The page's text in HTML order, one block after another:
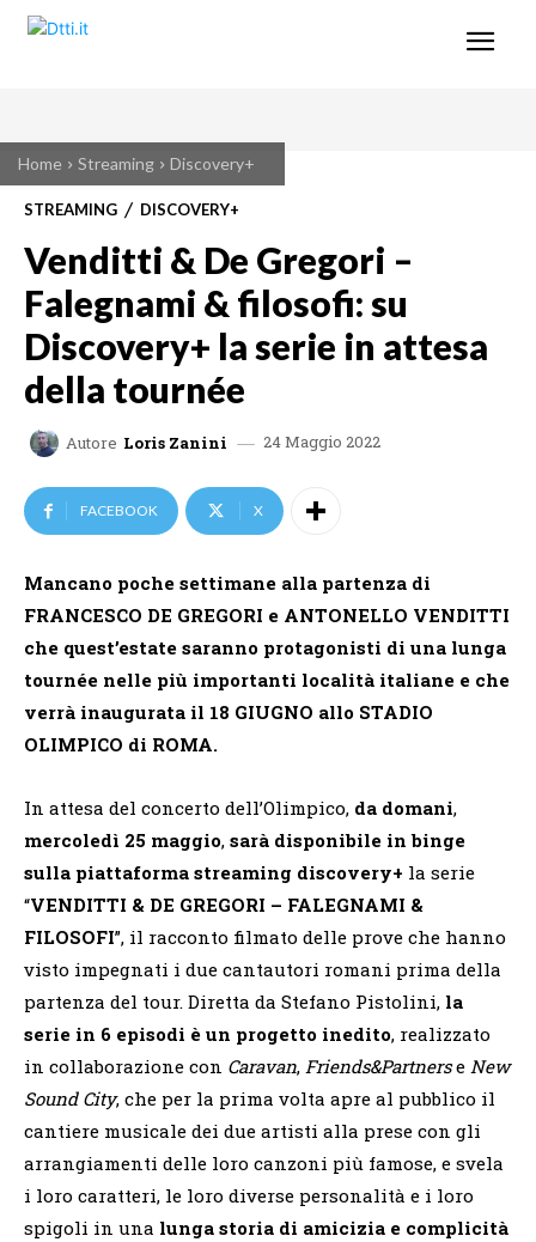
Home Streaming Discovery+
STREAMING DISCOVERY+
Venditti & De Gregori –
Falegnami & filosofi: su
Discovery+ la serie in attesa
della tournée
Autore Loris Zanini 24 Maggio 2022
FACEBOOK X
Mancano poche settimane alla partenza di
FRANCESCO DE GREGORI e ANTONELLO VENDITTI
che quest’estate saranno protagonisti di una lunga
tournée nelle più importanti località italiane e che
verrà inaugurata il 18 GIUGNO allo STADIO
OLIMPICO di ROMA.
In attesa del concerto dell’Olimpico, da domani,
mercoledì 25 maggio, sarà disponibile in binge
sulla piattaforma streaming discovery+ la serie
“VENDITTI & DE GREGORI – FALEGNAMI &
FILOSOFI”, il racconto filmato delle prove che hanno
visto impegnati i due cantautori romani prima della
partenza del tour. Diretta da Stefano Pistolini, la
serie in 6 episodi è un progetto inedito, realizzato
in collaborazione con Caravan, Friends&Partnerse New
Sound City, che per la prima volta apre al pubblico il
cantiere musicale dei due artisti alla prese con gli
arrangiamenti delle loro canzoni più famose, e svela
i loro caratteri, le loro diverse personalità e i loro
spigoli in una lunga storia di amicizia e complicità